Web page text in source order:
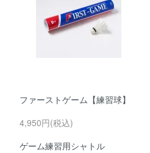
ファーストゲーム【練習球】
4,950円(税込)
ゲーム練習用シャトル